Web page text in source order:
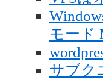
モード
サブク